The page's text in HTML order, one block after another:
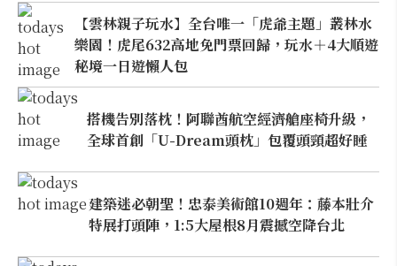
【雲林親子玩水】全台唯一「虎爺主題」叢林水
樂園！虎尾632高地免門票回歸，玩水＋4大順遊
秘境一日遊懶人包
搭機告別落枕！阿聯酋航空經濟艙座椅升級，
全球首創「U-Dream頭枕」包覆頭頸超好睡
建築迷必朝聖！忠泰美術館10週年：藤本壯介
特展打頭陣，1:5大屋根8月震撼空降台北